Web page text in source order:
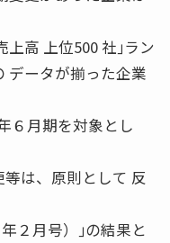
上高 上位500 社｣ラン
データが揃った企業
６月期を対象とし
は、原則として 反
２月号）｣の結果と